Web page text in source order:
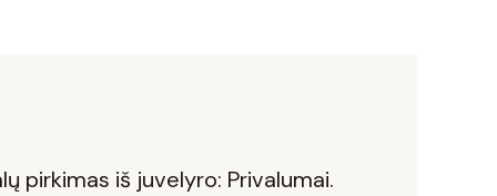
pirkimas iš juvelyro: Privalumai.